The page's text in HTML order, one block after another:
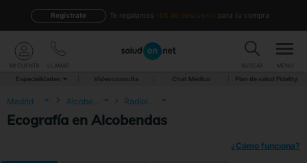
te regalamos -5% de descuento para tu compra
Regístrate
LLAMAR
MI CUENTA BUSCAR MENU
Especialidades Videoconsulta Chat Médico Plan de salud Fidelity
Madrid Alcobendas Radiología
Ecografía en Alcobendas
¿Cómo funciona?